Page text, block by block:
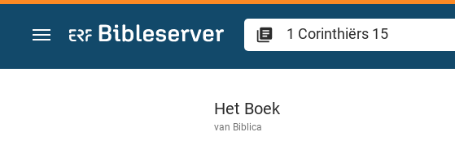
Spring naar inhoud
1 Corinthiërs 15
Het Boek
van Biblica